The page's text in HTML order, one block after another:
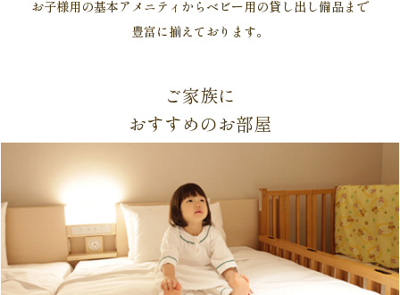
お子様用の基本アメニティからベビー用の貸し出し備品まで
豊富に揃えております。
ご家族に
おすすめのお部屋